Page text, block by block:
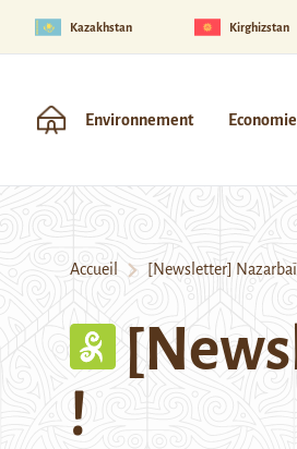
Kazakhstan Kirghizstan
Environnement Economie
Accueil [Newsletter]
!